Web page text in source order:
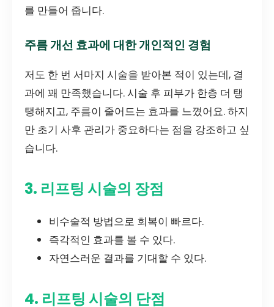
를 만들어 줍니다.
주름 개선 효과에 대한 개인적인 경험
저도 한 번 서마지 시술을 받아본 적이 있는데, 결
과에 꽤 만족했습니다. 시술 후 피부가 한층 더 탱
탱해지고, 주름이 줄어드는 효과를 느꼈어요. 하지
만 초기 사후 관리가 중요하다는 점을 강조하고 싶
습니다.
3. 리프팅 시술의 장점
비수술적 방법으로 회복이 빠르다.
즉각적인 효과를 볼 수 있다.
자연스러운 결과를 기대할 수 있다.
4. 리프팅 시술의 단점